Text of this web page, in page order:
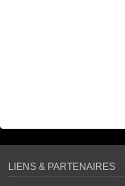
LIENS & PARTENAIRES